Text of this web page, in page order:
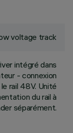
voltage track
intégré dans
- connexion
rail 48V. Unité
du rail à
séparément.